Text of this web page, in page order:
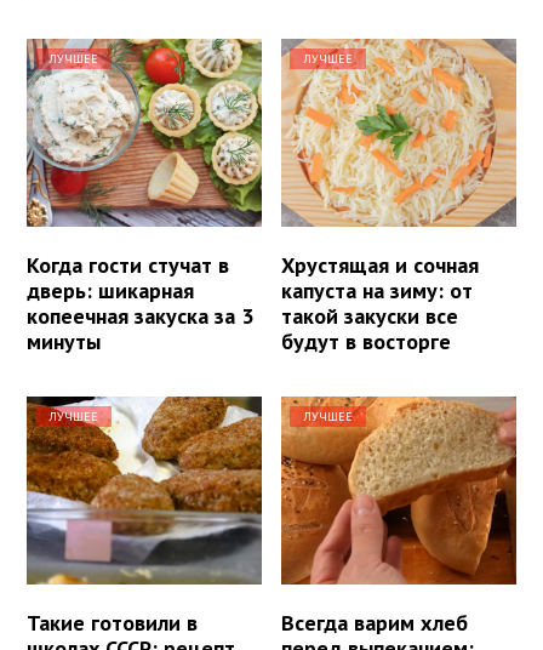
ЛУЧШЕЕ
Когда гости стучат в
дверь: шикарная
копеечная закуска за 3
минуты
ЛУЧШЕЕ
Хрустящая и сочная
капуста на зиму: от
такой закуски все
будут в восторге
ЛУЧШЕЕ
Такие готовили в
ЛУЧШЕЕ
Всегда варим хлеб